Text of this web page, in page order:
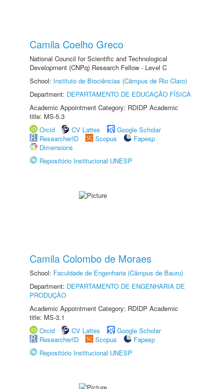
Camila Coelho Greco
National Council for Scientific and Technological
Development (CNPq) Research Fellow - Level C
School: Instituto de Biociências (Câmpus de Rio Claro)
Department: DEPARTAMENTO DE EDUCAÇÃO FÍSICA
Academic Appointment Category: RDIDP Academic
title: MS-5.3
Orcid
CV Lattes
Google Scholar
ResearcherID
Scopus
Fapesp
Dimensions
Repositório Institucional UNESP
Camila Colombo de Moraes
School: Faculdade de Engenharia (Câmpus de Bauru)
Department: DEPARTAMENTO DE ENGENHARIA DE
PRODUÇÃO
Academic Appointment Category: RDIDP Academic
title: MS-3.1
Orcid
CV Lattes
Google Scholar
ResearcherID
Scopus
Fapesp
Repositório Institucional UNESP